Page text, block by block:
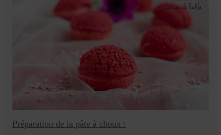
Préparation de la pâte à choux :